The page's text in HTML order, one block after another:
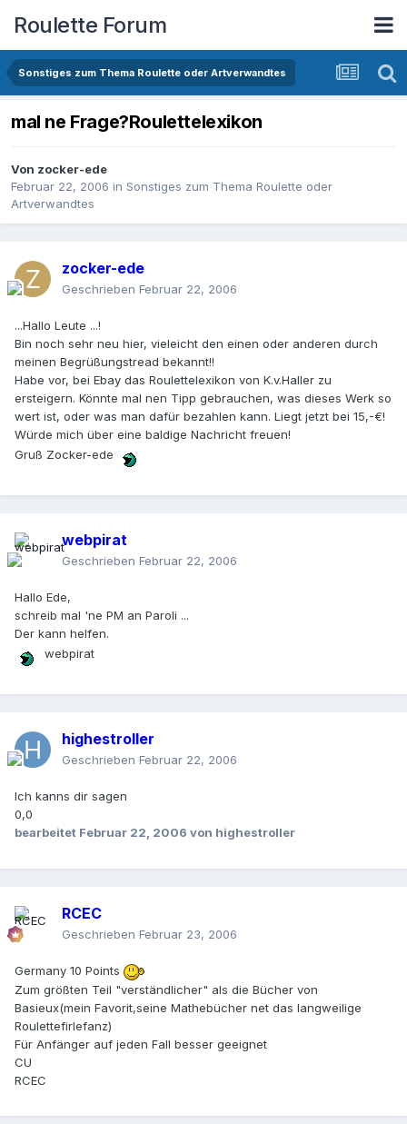
Roulette Forum
Sonstiges zum Thema Roulette oder Artverwandtes
mal ne Frage?Roulettelexikon
Von zocker-ede
Februar 22, 2006 in Sonstiges zum Thema Roulette oder
Artverwandtes
zocker-ede
Geschrieben Februar 22, 2006
...Hallo Leute ...!
Bin noch sehr neu hier, vieleicht den einen oder anderen durch
meinen Begrüßungstread bekannt!!
Habe vor, bei Ebay das Roulettelexikon von K.v.Haller zu
ersteigern. Könnte mal nen Tipp gebrauchen, was dieses Werk so
wert ist, oder was man dafür bezahlen kann. Liegt jetzt bei 15,-€!
Würde mich über eine baldige Nachricht freuen!
Gruß Zocker-ede
webpirat
Geschrieben Februar 22, 2006
Hallo Ede,
schreib mal 'ne PM an Paroli ...
Der kann helfen.
webpirat
highestroller
Geschrieben Februar 22, 2006
Ich kanns dir sagen
0,0
bearbeitet Februar 22, 2006 von highestroller
RCEC
Geschrieben Februar 23, 2006
Germany 10 Points
Zum größten Teil "verständlicher" als die Bücher von
Basieux(mein Favorit,seine Mathebücher net das langweilige
Roulettefirlefanz)
Für Anfänger auf jeden Fall besser geeignet
CU
RCEC